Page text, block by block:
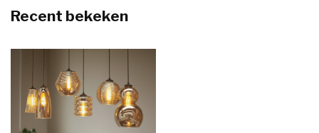
Recent bekeken